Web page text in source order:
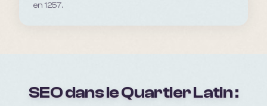
en 1257.
SEO dans le Quartier Latin :